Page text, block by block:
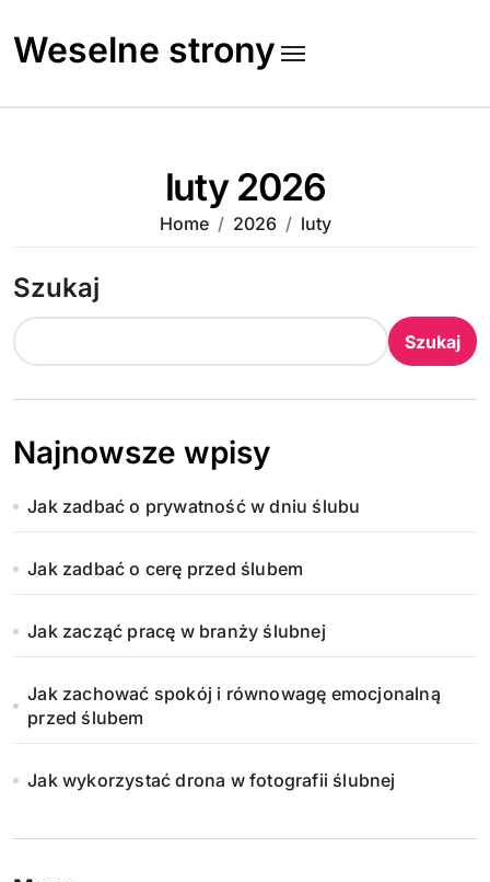
to
content
Weselne strony
luty 2026
Home 2026 luty
Szukaj
Szukaj
Najnowsze wpisy
Jak zadbać o prywatność w dniu ślubu
Jak zadbać o cerę przed ślubem
Jak zacząć pracę w branży ślubnej
Jak zachować spokój i równowagę emocjonalną
przed ślubem
Jak wykorzystać drona w fotografii ślubnej